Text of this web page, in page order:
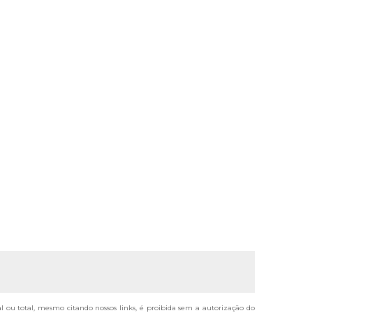
ou total, mesmo citando nossos links, é proibida sem a autorização do